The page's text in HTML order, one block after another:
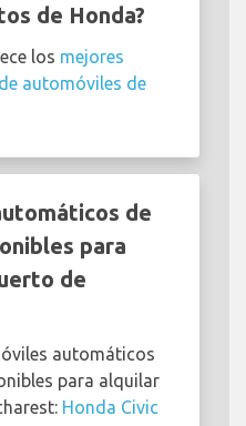
de Honda?
los mejores
automóviles de
de
para
de
automáticos
para alquilar
Honda Civic